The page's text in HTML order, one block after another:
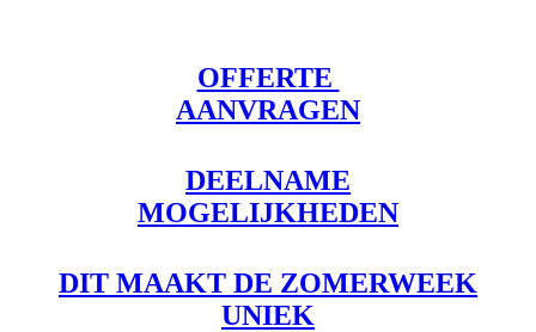
OFFERTE
AANVRAGEN
DEELNAME
MOGELIJKHEDEN
DIT MAAKT DE ZOMERWEEK
UNIEK